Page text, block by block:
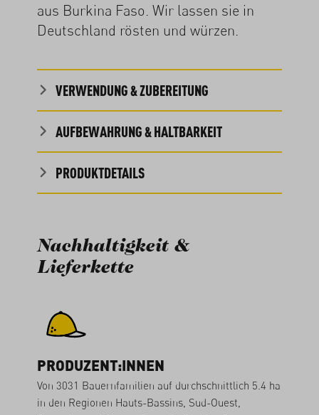
aus Burkina Faso. Wir lassen sie in
Deutschland rösten und würzen.
VERWENDUNG & ZUBEREITUNG
AUFBEWAHRUNG & HALTBARKEIT
PRODUKTDETAILS
Nachhaltigkeit &
Lieferkette
PRODUZENT:INNEN
Von 3031 Bauernfamilien auf durchschnittlich 5.4 ha
in den Regionen Hauts-Bassins, Sud-Ouest,